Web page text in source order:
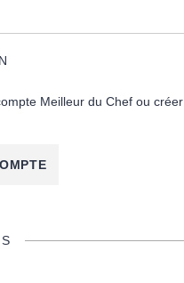
Meilleur du Chef ou créer